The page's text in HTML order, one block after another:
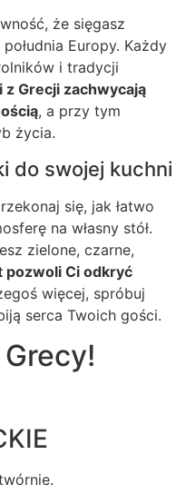
że sięgasz
Europy. Każdy
i tradycji
z Grecji zachwycają
, a przy tym
życia.
do swojej kuchni
się, jak łatwo
na własny stół.
zielone, czarne,
pozwoli Ci odkryć
więcej, spróbuj
serca Twoich gości.